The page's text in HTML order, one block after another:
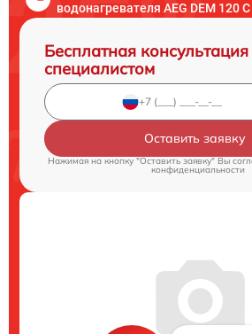
водонагревателя AEG DEM 120
Бесплатная консультация
специалистом
Оставить заявку
Нажимая на кнопку "Оставить заявку" Вы
конфиденциальности